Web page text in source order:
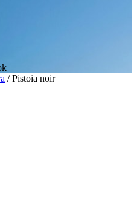
/Pistoia noir